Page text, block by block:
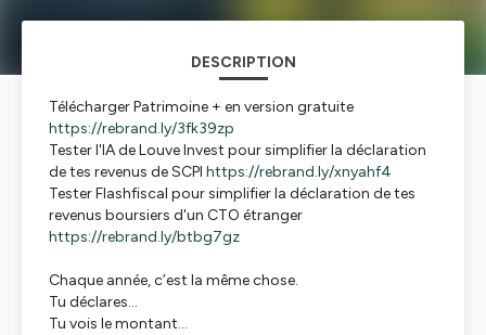
DESCRIPTION
Télécharger Patrimoine + en version gratuite
https://rebrand.ly/3fk39zp
Tester l'IA de Louve Invest pour simplifier la déclaration
de tes revenus de SCPI https://rebrand.ly/xnyahf4
Tester Flashfiscal pour simplifier la déclaration de tes
revenus boursiers d'un CTO étranger
https://rebrand.ly/btbg7gz
Chaque année, c’est la même chose.
Tu déclares…
Tu vois le montant…